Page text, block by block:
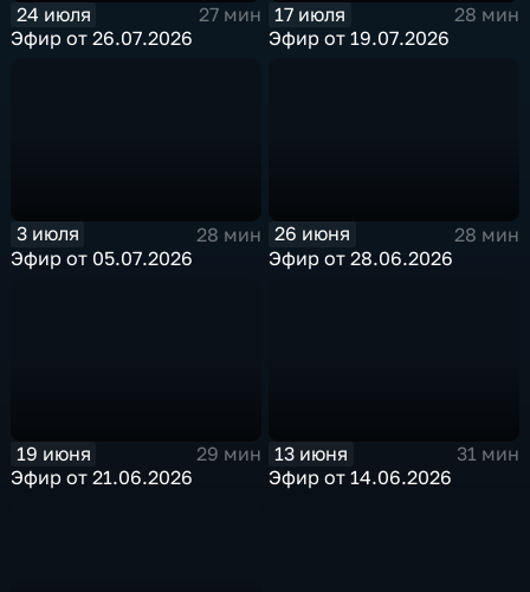
24 июля
27 мин
Эфир от 26.07.2026
17 июля
28 мин
Эфир от 19.07.2026
3 июля
28 мин
Эфир от 05.07.2026
26 июня
28 мин
Эфир от 28.06.2026
19 июня
29 мин
Эфир от 21.06.2026
13 июня
31 мин
Эфир от 14.06.2026